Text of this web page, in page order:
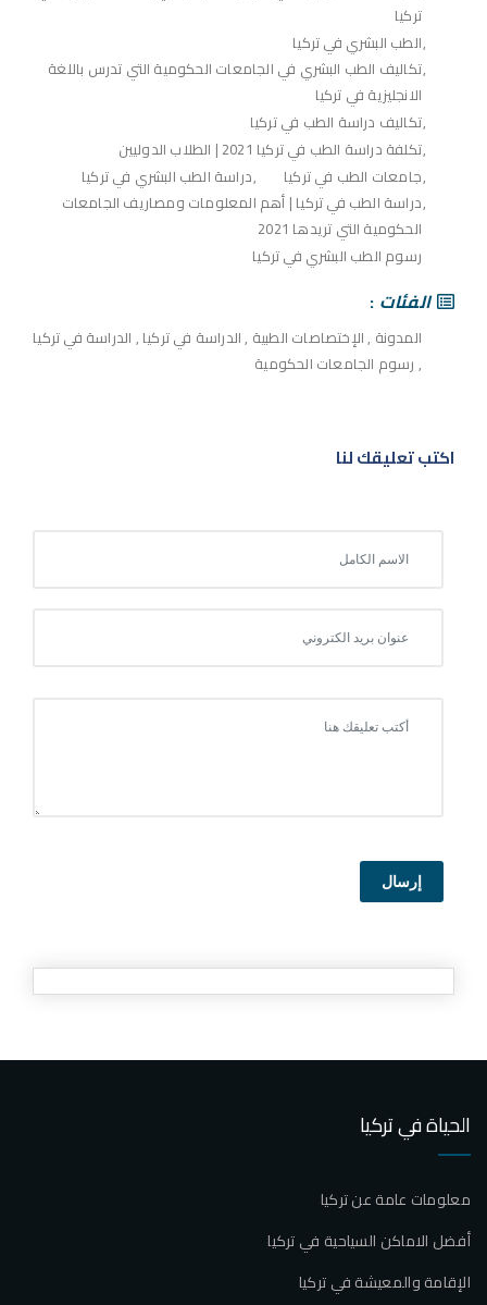
تركيا
الطب البشري في تركيا
تكاليف الطب البشري في الجامعات الحكومية التي تدرس باللغة
الانجليزية في تركيا
تكاليف دراسة الطب في تركيا
تكلفة دراسة الطب في تركيا 2021 | الطلاب الدوليين
جامعات الطب في تركيا
دراسة الطب البشري في تركيا
دراسة الطب في تركيا | أهم المعلومات ومصاريف الجامعات
الحكومية التي تريدها 2021
رسوم الطب البشري في تركيا
الفئات
المدونة ,الإختصاصات الطبية ,الدراسة في تركيا , الدراسة في تركيا
, رسوم الجامعات الحكومية
اكتب تعليقك لنا
إرسال
الحياة في تركيا
معلومات عامة عن تركيا
أفضل الاماكن السياحية في تركيا
الإقامة والمعيشة في تركيا